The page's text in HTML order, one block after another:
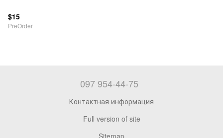
$15
PreOrder
097 954-44-75
Контактная информация
Full version of site
Sitemap